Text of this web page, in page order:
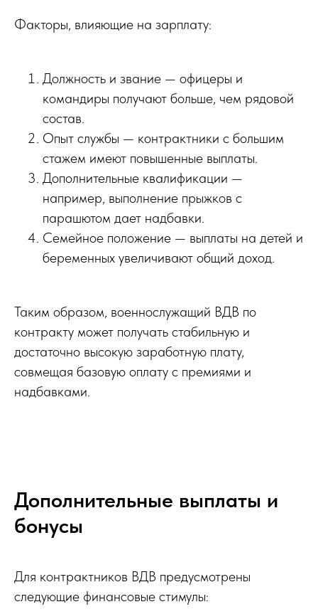
Факторы, влияющие на зарплату:
Должность и звание — офицеры и
командиры получают больше, чем рядовой
состав.
Опыт службы — контрактники с большим
стажем имеют повышенные выплаты.
Дополнительные квалификации —
например, выполнение прыжков с
парашютом дает надбавки.
Семейное положение — выплаты на детей и
беременных увеличивают общий доход.
Таким образом, военнослужащий ВДВ по
контракту может получать стабильную и
достаточно высокую заработную плату,
совмещая базовую оплату с премиями и
надбавками.
Дополнительные выплаты и
бонусы
Для контрактников ВДВ предусмотрены
следующие финансовые стимулы: